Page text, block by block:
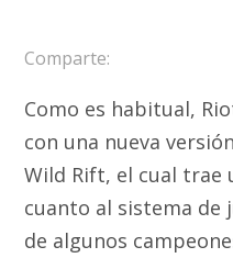
Comparte:
Como es habitual,
con una nueva
Wild Rift, el cual trae
cuanto al sistema de
de algunos